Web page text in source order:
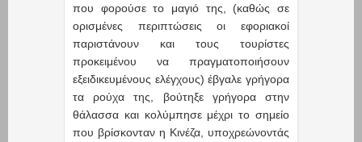
που φορούσε το μαγιό της, (καθώς σε
ορισμένες περιπτώσεις οι εφοριακοί
παριστάνουν και τους τουρίστες
προκειμένου να πραγματοποιήσουν
εξειδικευμένους ελέγχους) έβγαλε γρήγορα
τα ρούχα της, βούτηξε γρήγορα στην
θάλασσα και κολύμπησε μέχρι το σημείο
που βρίσκονταν η Κινέζα, υποχρεώνοντάς